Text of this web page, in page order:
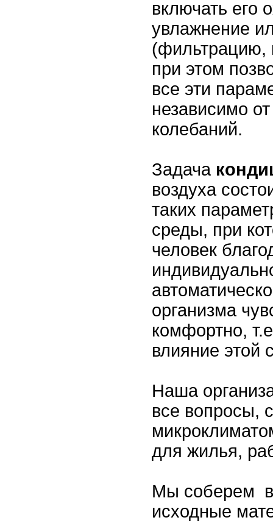
включать его
увлажнение
(фильтрацию,
при этом
все эти
независимо
колебаний.
Задача
воздуха
таких
среды, при
человек
организма
комфортно,
влияние этой
Наша
все вопросы,
для жилья,
Мы соберем
исходные